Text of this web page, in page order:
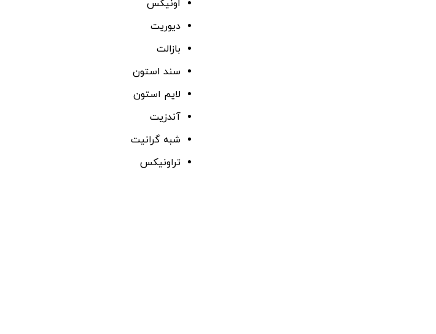
اونیکس
دیوریت
بازالت
سند استون
لایم استون
آندزیت
شبه گرانیت
تراونیکس